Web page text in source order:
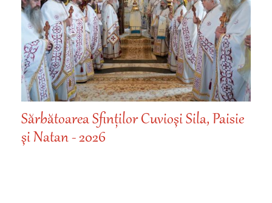
Sărbătoarea Sfinților Cuvioşi Sila, Paisie
şi Natan - 2026